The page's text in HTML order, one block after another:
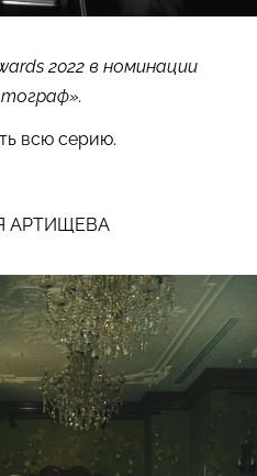
2022 в номинации
всю серию.
АРТИЩЕВА